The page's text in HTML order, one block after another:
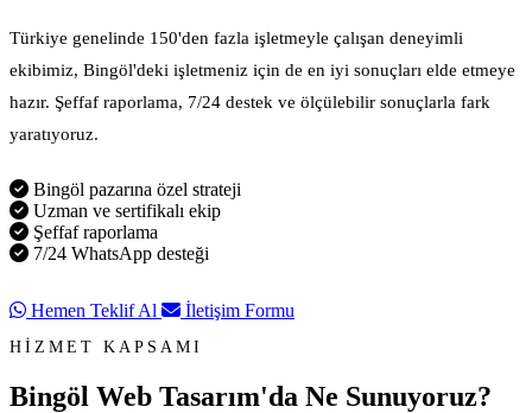
Türkiye genelinde 150'den fazla işletmeyle çalışan deneyimli
ekibimiz, Bingöl'deki işletmeniz için de en iyi sonuçları elde etmeye
hazır. Şeffaf raporlama, 7/24 destek ve ölçülebilir sonuçlarla fark
yaratıyoruz.
Bingöl pazarına özel strateji
Uzman ve sertifikalı ekip
Şeffaf raporlama
7/24 WhatsApp desteği
Hemen Teklif Al İletişim Formu
HİZMET KAPSAMI
Bingöl Web Tasarım'da Ne Sunuyoruz?